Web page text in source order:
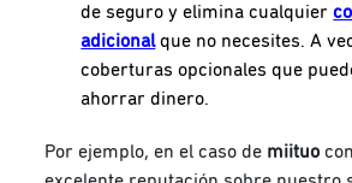
de seguro y elimina cualquier
adicionalque no necesites. A
coberturas opcionales que
ahorrar dinero.
Por ejemplo, en el caso de miituo